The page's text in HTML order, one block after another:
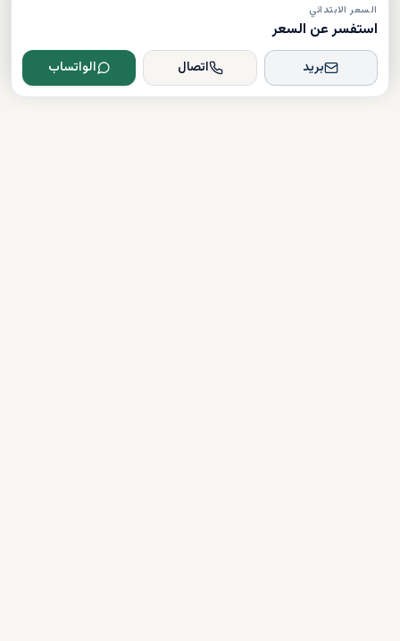
السعر الابتدائي
استفسر عن السعر
بريد اتصال الواتساب